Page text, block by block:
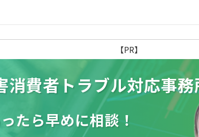
【PR】
消費者トラブル対応事
たら早めに相談！